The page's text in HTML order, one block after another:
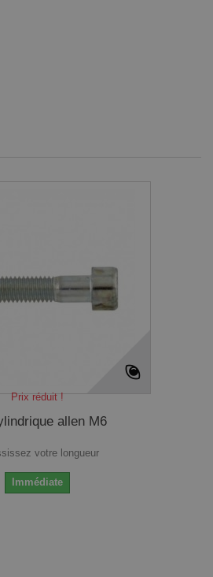
Prix réduit !
allen M6
votre longueur
Immédiate